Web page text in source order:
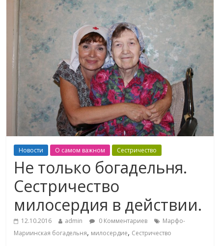
Новости О самом важном Сестричество
Не только богадельня.
Сестричество
милосердия в действии.
12.10.2016 admin 0 Комментариев
Марфо-
Мариинская богадельня, милосердие, Сестричество